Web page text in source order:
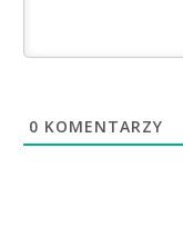
0 KOMENTARZY